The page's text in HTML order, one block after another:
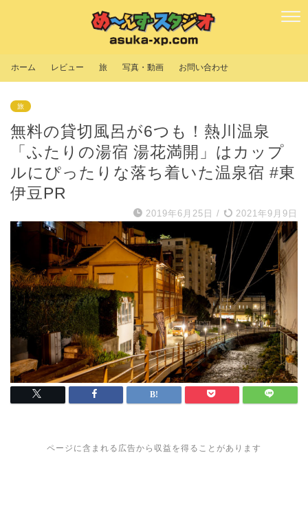
ホーム レビュー 旅 写真・動画 お問い合わせ
旅
無料の貸切風呂が6つも！熱川温泉
「ふたりの湯宿 湯花満開」はカップ
ルにぴったりな落ち着いた温泉宿 #東
伊豆PR
2019年6月25日 / 2021年9月9日
ページに含まれる広告から収益を得ることがあります